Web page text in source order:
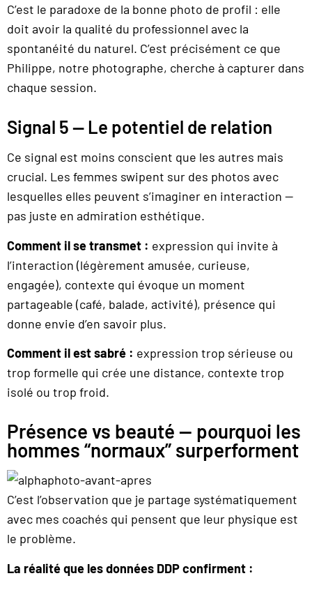
C’est le paradoxe de la bonne photo de profil : elle
doit avoir la qualité du professionnel avec la
spontanéité du naturel. C’est précisément ce que
Philippe, notre photographe, cherche à capturer dans
chaque session.
Signal 5 — Le potentiel de relation
Ce signal est moins conscient que les autres mais
crucial. Les femmes swipent sur des photos avec
lesquelles elles peuvent s’imaginer en interaction —
pas juste en admiration esthétique.
Comment il se transmet : expression qui invite à
l’interaction (légèrement amusée, curieuse,
engagée), contexte qui évoque un moment
partageable (café, balade, activité), présence qui
donne envie d’en savoir plus.
Comment il est sabré : expression trop sérieuse ou
trop formelle qui crée une distance, contexte trop
isolé ou trop froid.
Présence vs beauté — pourquoi les
hommes “normaux” surperforment
C’est l’observation que je partage systématiquement
avec mes coachés qui pensent que leur physique est
le problème.
La réalité que les données DDP confirment :